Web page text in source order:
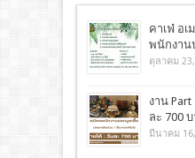
คาเฟ่ อ
พนักงาน
ตุลาคม
งาน
ละ 700
มีนาคม